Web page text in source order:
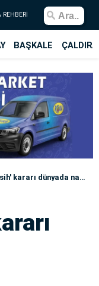
REHBERİ
BAŞKALE
dünyada nasıl yankılandı?